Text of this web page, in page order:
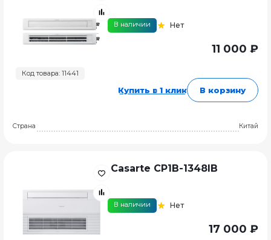
Код товара: 11441
В наличии Нет
11 000 ₽
Купить в 1 клик В корзину
Страна Китай
Casarte CP1B-1348IB
В наличии Нет
17 000 ₽